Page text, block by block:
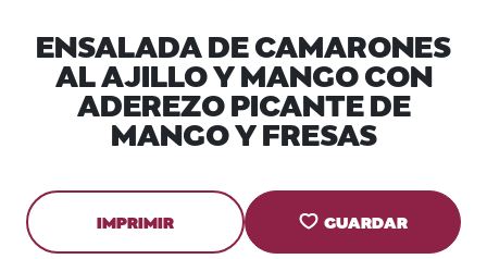
ENSALADA DE CAMARONES
AL AJILLO Y MANGO CON
ADEREZO PICANTE DE
MANGO Y FRESAS
IMPRIMIR GUARDAR